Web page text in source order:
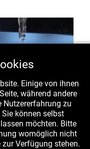
Einige von ihnen
während andere
Nutzererfahrung zu
können selbst
möchten. Bitte
womöglich nicht
Verfügung stehen.